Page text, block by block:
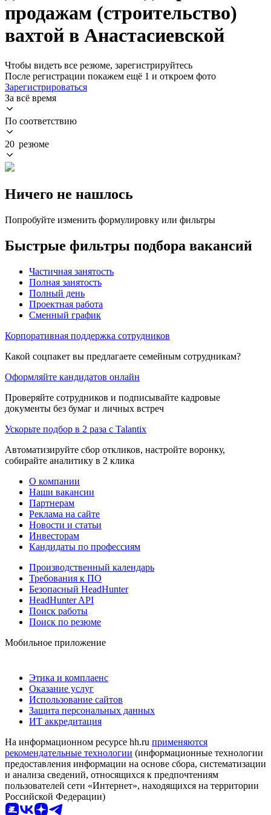
продажам (строительство)
вахтой в Анастасиевской
Чтобы видеть все резюме, зарегистрируйтесь
После регистрации покажем ещё 1 и откроем фото
Зарегистрироваться
За всё время
По соответствию
20 резюме
Ничего не нашлось
Попробуйте изменить формулировку или фильтры
Быстрые фильтры подбора вакансий
Частичная занятость
Полная занятость
Полный день
Проектная работа
Сменный график
Корпоративная поддержка сотрудников
Какой соцпакет вы предлагаете семейным сотрудникам?
Оформляйте кандидатов онлайн
Проверяйте сотрудников и подписывайте кадровые
документы без бумаг и личных встреч
Ускорьте подбор в 2 раза с Talantix
Автоматизируйте сбор откликов, настройте воронку,
собирайте аналитику в 2 клика
О компании
Наши вакансии
Партнерам
Реклама на сайте
Новости и статьи
Инвесторам
Кандидаты по профессиям
Производственный календарь
Требования к ПО
Безопасный HeadHunter
HeadHunter API
Поиск работы
Поиск по резюме
Мобильное приложение
Этика и комплаенс
Оказание услуг
Использование сайтов
Защита персональных данных
ИТ аккредитация
На информационном ресурсе hh.ru применяются
рекомендательные технологии (информационные технологии
предоставления информации на основе сбора, систематизации
и анализа сведений, относящихся к предпочтениям
пользователей сети «Интернет», находящихся на территории
Российской Федерации)